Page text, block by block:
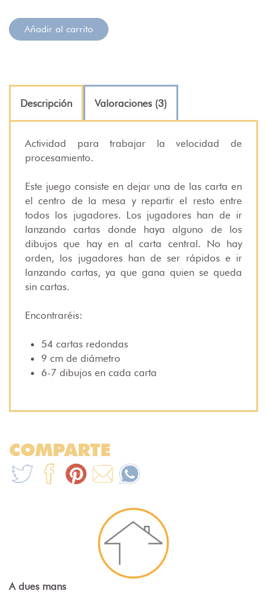
Añadir al carrito
Descripción Valoraciones (3)
Actividad para trabajar la velocidad de
procesamiento.
Este juego consiste en dejar una de las carta en
el centro de la mesa y repartir el resto entre
todos los jugadores. Los jugadores han de ir
lanzando cartas donde haya alguno de los
dibujos que hay en al carta central. No hay
orden, los jugadores han de ser rápidos e ir
lanzando cartas, ya que gana quien se queda
sin cartas.
Encontraréis:
54 cartas redondas
9 cm de diámetro
6-7 dibujos en cada carta
COMPARTE
A dues mans